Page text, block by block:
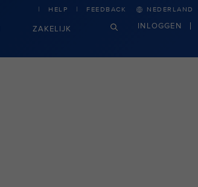
ZAKELIJK
HELP FEEDBACK NEDERLAND
INLOGGEN